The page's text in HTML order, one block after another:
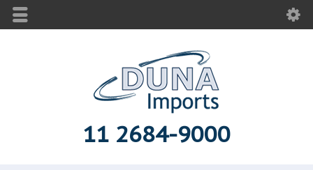
11 2684-9000